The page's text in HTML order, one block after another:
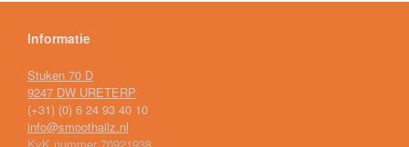
Informatie
Stuken 70 D
9247 DW URETERP
(+31) (0) 6 24 93 40 10
info@smoothailz.nl